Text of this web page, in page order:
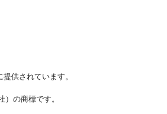
提供されています。
の商標です。